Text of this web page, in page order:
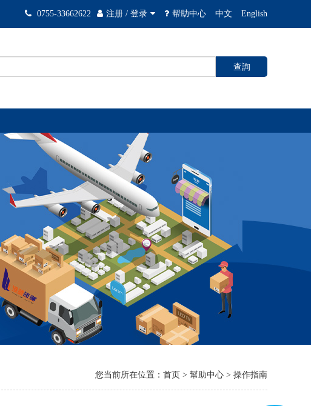
0755-33662622 注册 / 登录 帮助中心 中文 English
您当前所在位置： 首页 > 幫助中心 > 操作指南